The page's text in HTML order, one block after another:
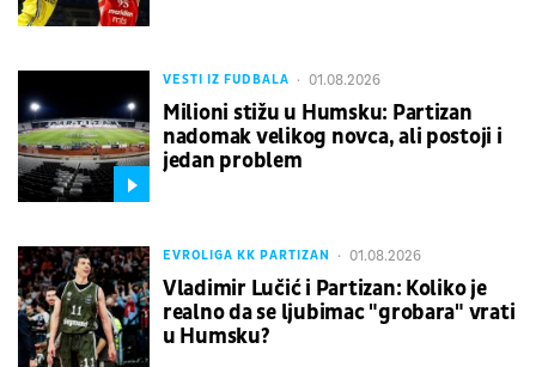
VESTI IZ FUDBALA 01.08.2026
Milioni stižu u Humsku: Partizan
nadomak velikog novca, ali postoji i
jedan problem
EVROLIGA KK PARTIZAN 01.08.2026
Vladimir Lučić i Partizan: Koliko je
realno da se ljubimac "grobara" vrati
u Humsku?